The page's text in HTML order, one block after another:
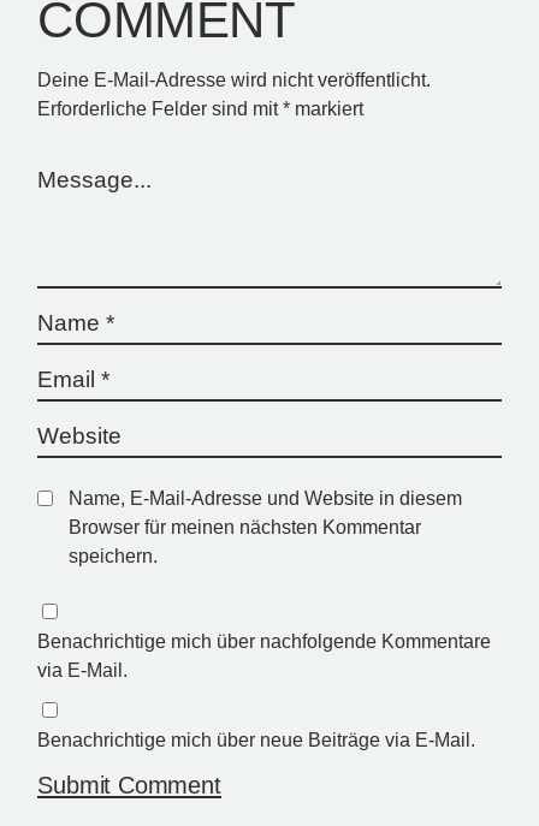
COMMENT
Deine E-Mail-Adresse wird nicht veröffentlicht.
Erforderliche Felder sind mit* markiert
Name, E-Mail-Adresse und Website in diesem
Browser für meinen nächsten Kommentar
speichern.
Benachrichtige mich über nachfolgende Kommentare
via E-Mail.
Benachrichtige mich über neue Beiträge via E-Mail.
Submit Comment